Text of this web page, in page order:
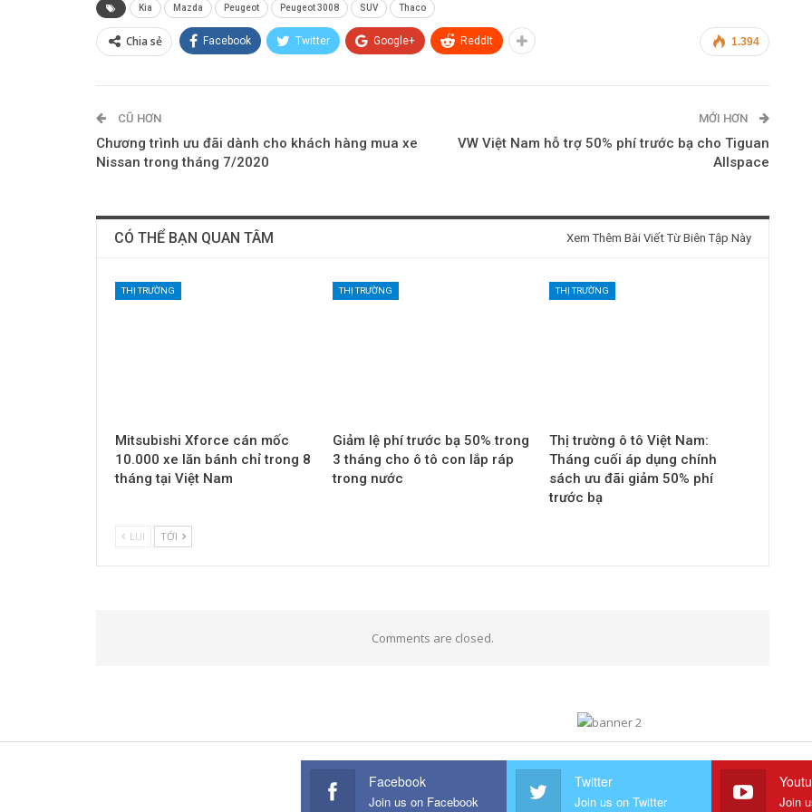
Kia Mazda Peugeot Peugeot 3008 SUV Thaco
1.394
Chia sẻ Facebook Twitter Google+ ReddIt
CŨ HƠN
Chương trình ưu đãi dành cho khách hàng mua xe
Nissan trong tháng 7/2020
MỚI HƠN
VW Việt Nam hỗ trợ 50% phí trước bạ cho Tiguan
Allspace
CÓ THỂ BẠN QUAN TÂM Xem Thêm Bài Viết Từ Biên Tập Này
THỊ TRƯỜNG
Mitsubishi Xforce cán mốc
10.000 xe lăn bánh chỉ trong 8
tháng tại Việt Nam
THỊ TRƯỜNG
Giảm lệ phí trước bạ 50% trong
3 tháng cho ô tô con lắp ráp
trong nước
THỊ TRƯỜNG
Thị trường ô tô Việt Nam:
Tháng cuối áp dụng chính
sách ưu đãi giảm 50% phí
trước bạ
LUI TỚI
Comments are closed.
Facebook
Join us on Facebook
Twitter
Join us on Twitter Join